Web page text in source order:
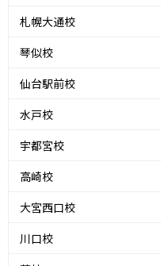
札幌大通校
琴似校
仙台駅前校
水戸校
宇都宮校
高崎校
大宮西口校
川口校